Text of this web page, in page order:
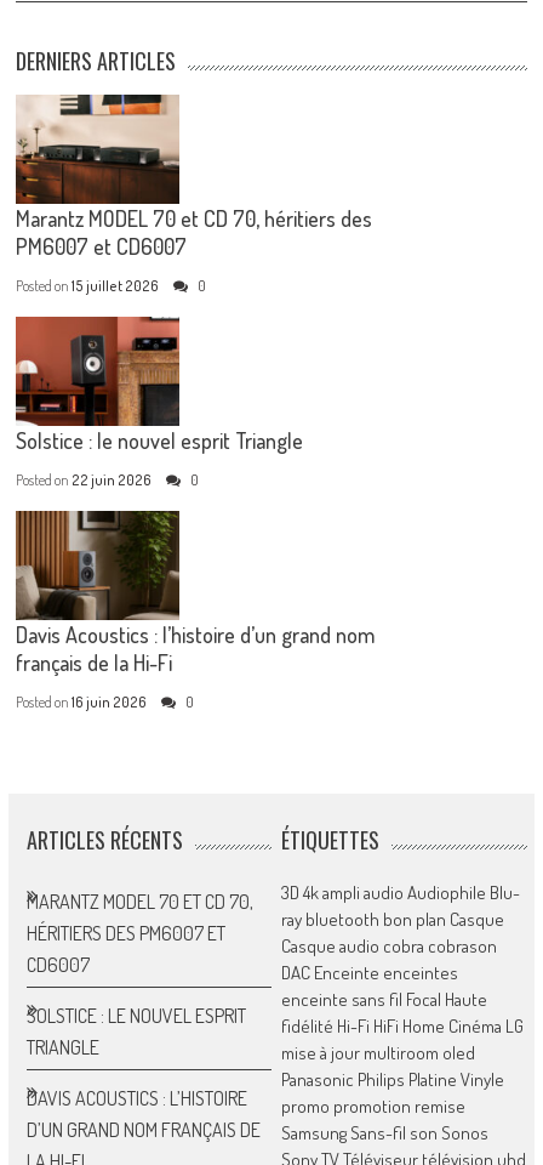
DERNIERS ARTICLES
Marantz MODEL 70 et CD 70, héritiers des
PM6007 et CD6007
Posted on15 juillet 2026 0
Solstice : le nouvel esprit Triangle
Posted on 22 juin 2026 0
Davis Acoustics : l’histoire d’un grand nom
français de la Hi-Fi
Posted on16 juin 2026 0
ARTICLES RÉCENTS
MARANTZ MODEL 70 ET CD 70,
HÉRITIERS DES PM6007 ET
CD6007
SOLSTICE : LE NOUVEL ESPRIT
TRIANGLE
DAVIS ACOUSTICS : L’HISTOIRE
D’UN GRAND NOM FRANÇAIS DE
ÉTIQUETTES
3D 4kampli audio Audiophile Blu-
ray bluetooth bon plan Casque
Casque audio cobra cobrason
DAC Enceinte enceintes
enceinte sans fil Focal Haute
fidélité Hi-Fi HiFi Home Cinéma LG
mise à jour multiroom oled
Panasonic Philips Platine Vinyle
promo promotion remise
SamsungSans-fil son Sonos
SonyTVTéléviseur télévision uhd